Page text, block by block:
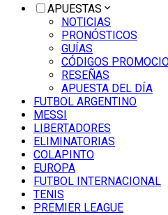
APUESTAS
NOTICIAS
PRONÓSTICOS
GUÍAS
CÓDIGOS
RESEÑAS
APUESTA DEL DÍA
FUTBOL ARGENTINO
MESSI
LIBERTADORES
ELIMINATORIAS
COLAPINTO
EUROPA
FUTBOL INTERNACIONAL
TENIS
PREMIER LEAGUE